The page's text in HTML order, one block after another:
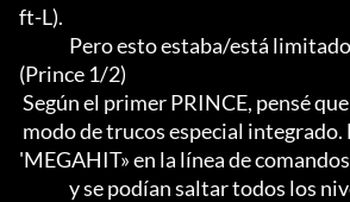
ft-L).
(Prince 1/2)
'MEGAHIT» en la línea de comandos